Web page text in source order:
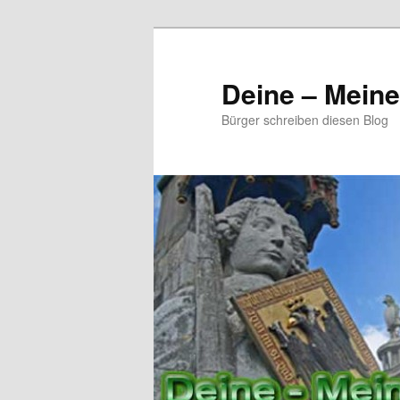
Deine –
Bürger schreiben diesen Blog